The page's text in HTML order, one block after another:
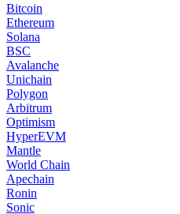
Bitcoin
Ethereum
Solana
BSC
Avalanche
Unichain
Polygon
Arbitrum
Optimism
HyperEVM
Mantle
World Chain
Apechain
Ronin
Sonic